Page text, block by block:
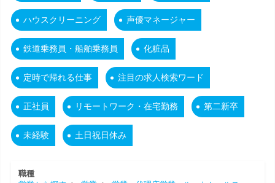
ハウスクリーニング 声優マネージャー
鉄道乗務員・船舶乗務員 化粧品
定時で帰れる仕事 注目の求人検索ワード
正社員 リモートワーク・在宅勤務 第二新卒
未経験 土日祝日休み
職種